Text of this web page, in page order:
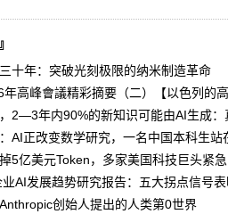
』
十年：突破光刻极限的纳米制造革命
年高峰會議精彩摘要（二）【以色列的
2—3年内90%的新知识可能由AI生成
AI正改变数学研究，一名中国本科生站
5亿美元Token，多家美国科技巨头紧
AI发展趋势研究报告：五大拐点信号
创始人提出的人类第0世界